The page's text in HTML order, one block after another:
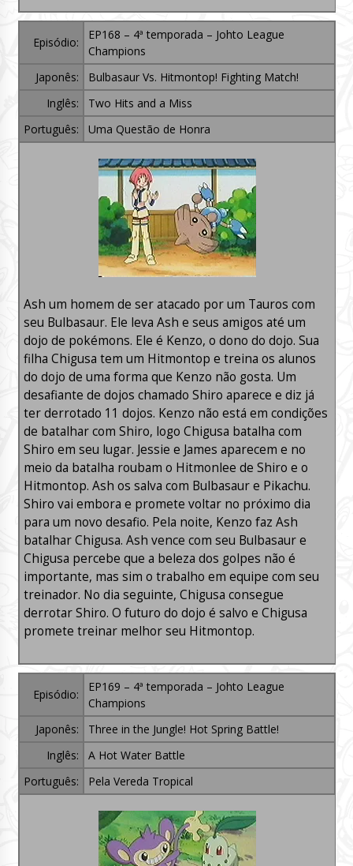
Episódio:
EP168 – 4ª temporada – Johto League
Champions
Japonês:
Bulbasaur Vs. Hitmontop! Fighting Match!
Inglês:
Two Hits and a Miss
Português:
Uma Questão de Honra
Ash um homem de ser atacado por um Tauros com
seu Bulbasaur. Ele leva Ash e seus amigos até um
dojo de pokémons. Ele é Kenzo, o dono do dojo. Sua
filha Chigusa tem um Hitmontop e treina os alunos
do dojo de uma forma que Kenzo não gosta. Um
desafiante de dojos chamado Shiro aparece e diz já
ter derrotado 11 dojos. Kenzo não está em condições
de batalhar com Shiro, logo Chigusa batalha com
Shiro em seu lugar. Jessie e James aparecem e no
meio da batalha roubam o Hitmonlee de Shiro e o
Hitmontop. Ash os salva com Bulbasaur e Pikachu.
Shiro vai embora e promete voltar no próximo dia
para um novo desafio. Pela noite, Kenzo faz Ash
batalhar Chigusa. Ash vence com seu Bulbasaur e
Chigusa percebe que a beleza dos golpes não é
importante, mas sim o trabalho em equipe com seu
treinador. No dia seguinte, Chigusa consegue
derrotar Shiro. O futuro do dojo é salvo e Chigusa
promete treinar melhor seu Hitmontop.
Episódio:
EP169 – 4ª temporada – Johto League
Champions
Japonês:
Three in the Jungle! Hot Spring Battle!
Inglês:
A Hot Water Battle
Português:
Pela Vereda Tropical